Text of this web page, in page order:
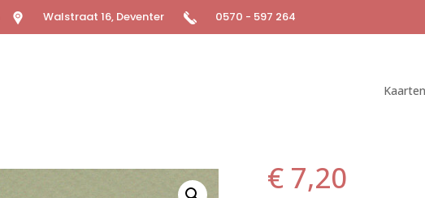
Walstraat 16, Deventer 0570 - 597 264
Kaarten
€7,20